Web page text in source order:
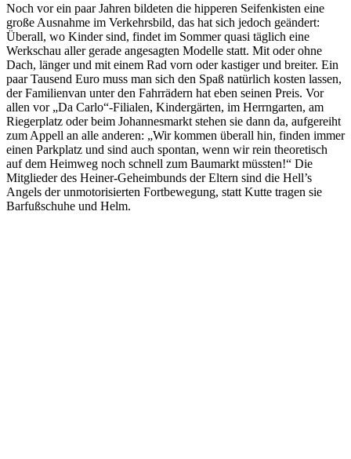
Noch vor ein paar Jahren bildeten die hipperen Seifenkisten eine
große Ausnahme im Verkehrsbild, das hat sich jedoch geändert:
Überall, wo Kinder sind, findet im Sommer quasi täglich eine
Werkschau aller gerade angesagten Modelle statt. Mit oder ohne
Dach, länger und mit einem Rad vorn oder kastiger und breiter. Ein
paar Tausend Euro muss man sich den Spaß natürlich kosten lassen,
der Familienvan unter den Fahrrädern hat eben seinen Preis. Vor
allen vor „Da Carlo“-Filialen, Kindergärten, im Herrngarten, am
Riegerplatz oder beim Johannesmarkt stehen sie dann da, aufgereiht
zum Appell an alle anderen: „Wir kommen überall hin, finden immer
einen Parkplatz und sind auch spontan, wenn wir rein theoretisch
auf dem Heimweg noch schnell zum Baumarkt müssten!“ Die
Mitglieder des Heiner-Geheimbunds der Eltern sind die Hell’s
Angels der unmotorisierten Fortbewegung, statt Kutte tragen sie
Barfußschuhe und Helm.